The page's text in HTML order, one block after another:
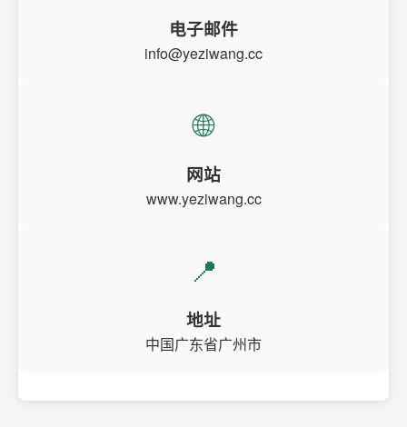
电子邮件
info@yeziwang.cc
🌐
网站
www.yeziwang.cc
📍
地址
中国广东省广州市